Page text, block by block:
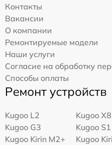
Контакты
Вакансии
О компании
Ремонтируемые модели
Наши услуги
Согласие на обработку
Способы оплаты
Ремонт устройств
Kugoo L2
Kugoo X8
Kugoo G3
Kugoo
Kugoo Kirin M2+
Kugoo